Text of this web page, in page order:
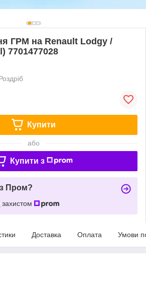
ГРМ на Renault Lodgy /
7701477028
Купити
або
Купити з
Пром?
Доставка Оплата Умови